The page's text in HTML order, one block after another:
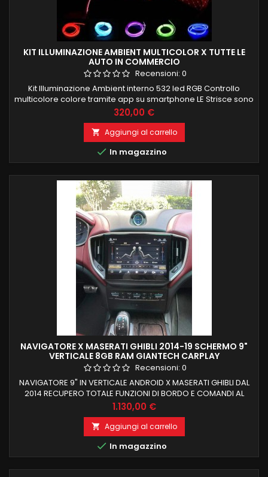
KIT ILLUMINAZIONE AMBIENT MULTICOLOR X TUTTE LE
AUTO IN COMMERCIO
Recensioni: 0
Kit Illuminazione Ambient interno 532 led RGB Controllo
multicolore colore tramite app su smartphone LE Strisce sono
composte de 100 led interni per una corretta ed uniforme
illuminazione e si possono anche tagliare a misura Kit è
composto da: 4 strisce porte 4 maniglie 4 portaoggetti porte
4 tappetini piedi 1 cruscotto frontale 4 PEZZI 75CM 1 PEZZO...
Prezzo
320,00 €
 Aggiungi al carrello
 In magazzino
NAVIGATORE X MASERATI GHIBLI 2014-19 SCHERMO 9"
VERTICALE 8GB RAM GIANTECH CARPLAY
Recensioni: 0
NAVIGATORE 9" IN VERTICALE ANDROID X MASERATI GHIBLI DAL
2014 RECUPERO TOTALE FUNZIONI DI BORDO E COMANDI AL
VOLANTE ANDROID 11 8GB RAM 128GB ROM PROCESSORE
OCTACORE INGRESSO SIM 4G CARPLAY E ANDROID AUTO
INTEGRATI WIRELESS BLUETOOTH + NAVIGAZIONE OFFLINE E
ONLINE NAVIGAZIONE WIFI INTERNET NESSUNA MODIFICA PER
INSTALLAZIONE INGRESSI USB + CAMERA +...
Prezzo
1.130,00 €
 Aggiungi al carrello
 In magazzino